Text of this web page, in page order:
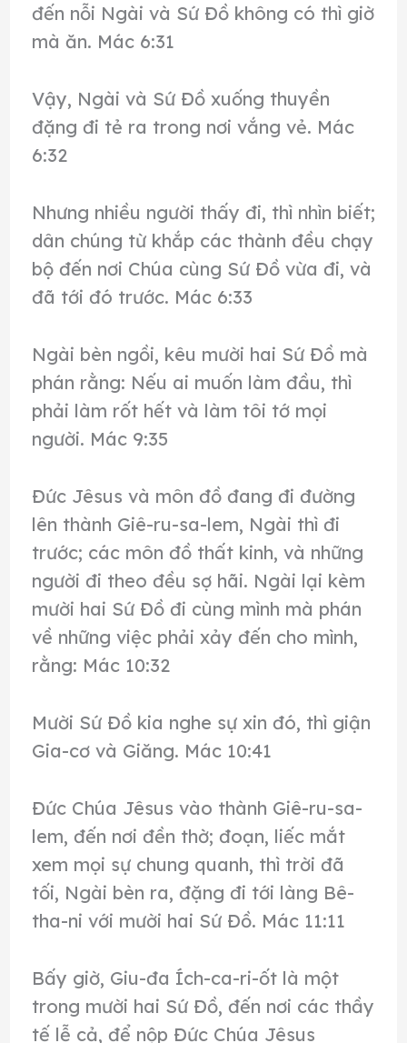
đến nỗi Ngài và Sứ Đồ không có thì giờ
mà ăn. Mác 6:31
Vậy, Ngài và Sứ Đồ xuống thuyền
đặng đi tẻ ra trong nơi vắng vẻ. Mác
6:32
Nhưng nhiều người thấy đi, thì nhìn biết;
dân chúng từ khắp các thành đều chạy
bộ đến nơi Chúa cùng Sứ Đồ vừa đi, và
đã tới đó trước. Mác 6:33
Ngài bèn ngồi, kêu mười hai Sứ Đồ mà
phán rằng: Nếu ai muốn làm đầu, thì
phải làm rốt hết và làm tôi tớ mọi
người. Mác 9:35
Đức Jêsus và môn đồ đang đi đường
lên thành Giê-ru-sa-lem, Ngài thì đi
trước; các môn đồ thất kinh, và những
người đi theo đều sợ hãi. Ngài lại kèm
mười hai Sứ Đồ đi cùng mình mà phán
về những việc phải xảy đến cho mình,
rằng: Mác 10:32
Mười Sứ Đồ kia nghe sự xin đó, thì giận
Gia-cơ và Giăng. Mác 10:41
Đức Chúa Jêsus vào thành Giê-ru-sa-
lem, đến nơi đền thờ; đoạn, liếc mắt
xem mọi sự chung quanh, thì trời đã
tối, Ngài bèn ra, đặng đi tới làng Bê-
tha-ni với mười hai Sứ Đồ. Mác 11:11
Bấy giờ, Giu-đa Ích-ca-ri-ốt là một
trong mười hai Sứ Đồ, đến nơi các thầy
tế lễ cả, để nộp Đức Chúa Jêsus